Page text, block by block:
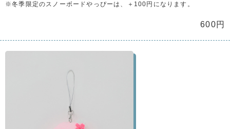
※冬季限定のスノーボードやっぴーは、＋100円になります。
600円